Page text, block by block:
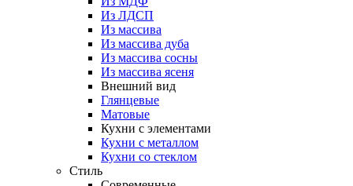
Из ЛДСП
Из массива
Из массива дуба
Из массива сосны
Из массива ясеня
Внешний вид
Глянцевые
Матовые
Кухни с элементами
Кухни с металлом
Кухни со стеклом
Стиль